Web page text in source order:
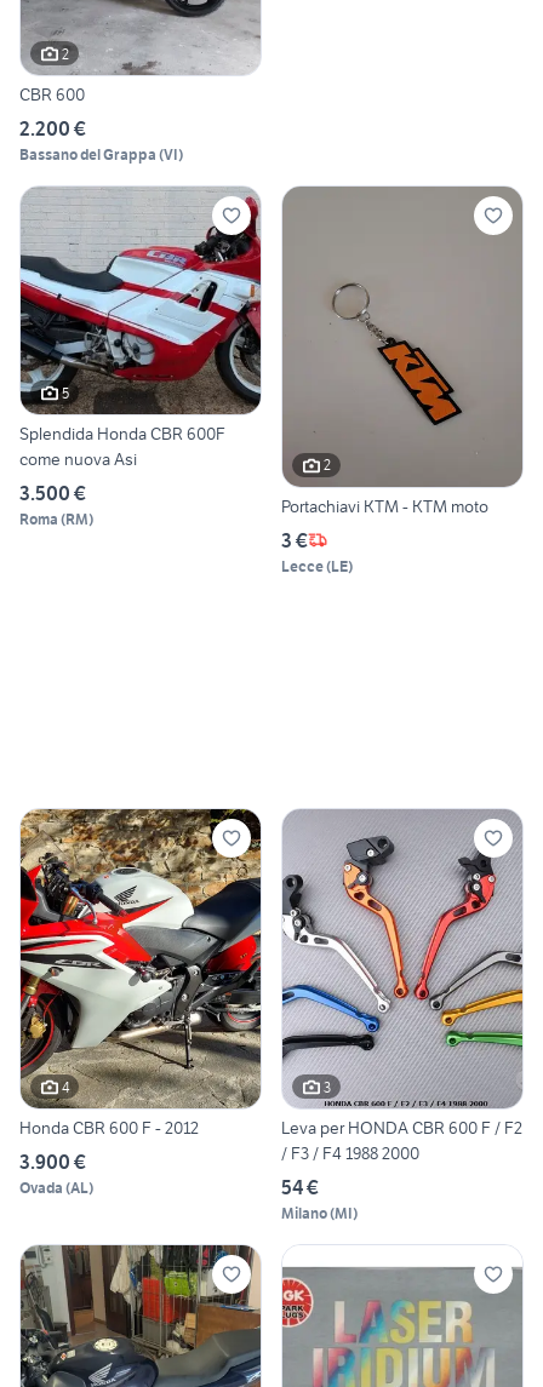
2
CBR 600
2.200 €
Bassano del Grappa (VI)
5
Splendida Honda CBR 600F
come nuova Asi
3.500 €
Roma (RM)
2
Portachiavi KTM - KTM moto
3 €
Lecce(LE)
4
Honda CBR 600 F - 2012
3.900 €
Ovada (AL)
3
Leva per HONDA CBR 600 F / F2
/ F3 / F4 1988 2000
54 €
Milano(MI)